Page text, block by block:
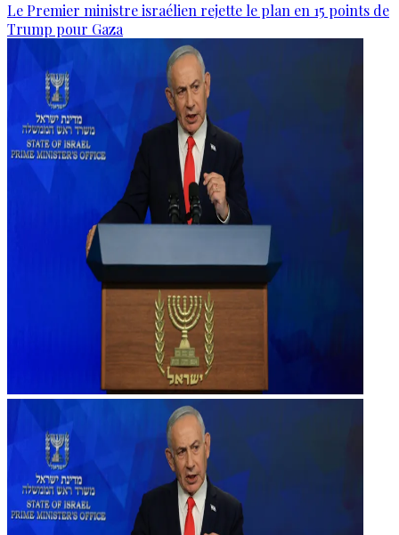
Le Premier ministre israélien rejette le plan en 15 points de
Trump pour Gaza